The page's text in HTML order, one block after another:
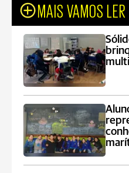
MAIS VAMOS LER